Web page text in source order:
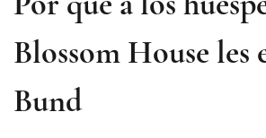
Blossom House les
Bund